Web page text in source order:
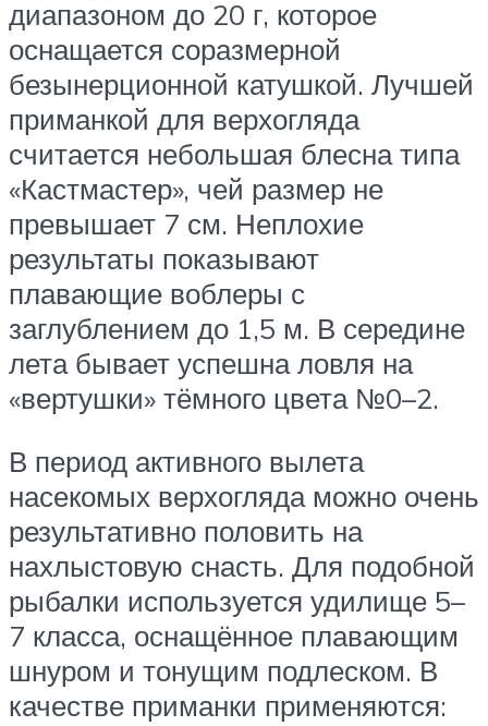
диапазоном до 20 г, которое
оснащается соразмерной
безынерционной катушкой. Лучшей
приманкой для верхогляда
считается небольшая блесна типа
«Кастмастер», чей размер не
превышает 7 см. Неплохие
результаты показывают
плавающие воблеры с
заглублением до 1,5 м. В середине
лета бывает успешна ловля на
«вертушки» тёмного цвета №0–2.
В период активного вылета
насекомых верхогляда можно очень
результативно половить на
нахлыстовую снасть. Для подобной
рыбалки используется удилище 5–
7 класса, оснащённое плавающим
шнуром и тонущим подлеском. В
качестве приманки применяются: